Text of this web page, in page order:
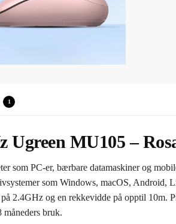
1
Ugreen MU105 –
som PC-er, bærbare datamaskiner og
som Windows, macOS,
2.4GHz og en rekkevidde på opptil
bruk.